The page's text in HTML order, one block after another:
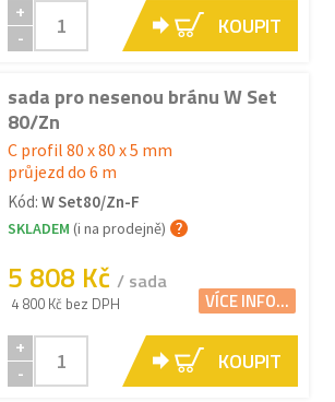
+
-
KOUPIT
sada pro nesenou bránu W Set
80/Zn
C profil 80 x 80 x 5 mm
průjezd do 6 m
Kód: W Set80/Zn-F
SKLADEM (i na prodejně)
5 808 Kč / sada
4 800 Kč bez DPH VÍCE INFO...
+
-
KOUPIT